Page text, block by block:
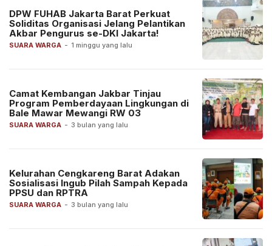
SUARA WARGA - 1 minggu yang lalu
DPW FUHAB Jakarta Barat Perkuat
Soliditas Organisasi Jelang Pelantikan
Akbar Pengurus se-DKI Jakarta!
SUARA WARGA - 3 bulan yang lalu
Camat Kembangan Jakbar Tinjau
Program Pemberdayaan Lingkungan di
Bale Mawar Mewangi RW 03
SUARA WARGA - 3 bulan yang lalu
Kelurahan Cengkareng Barat Adakan
Sosialisasi Ingub Pilah Sampah Kepada
PPSU dan RPTRA